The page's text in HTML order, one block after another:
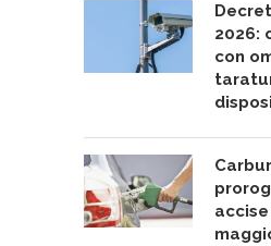
2026:
con